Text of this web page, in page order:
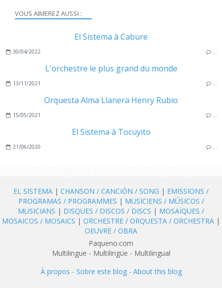
VOUS AIMEREZ AUSSI :
El Sistema à Cabure
30/04/2022 …
L'orchestre le plus grand du monde
13/11/2021 …
Orquesta Alma Llanera Henry Rubio
15/05/2021 …
El Sistema à Tocuyito
21/06/2020 …
EL SISTEMA | CHANSON / CANCIÓN / SONG | EMISSIONS /
PROGRAMAS / PROGRAMMES | MUSICIENS / MÚSICOS /
MUSICIANS | DISQUES / DISCOS / DISCS | MOSAÏQUES /
MOSAICOS / MOSAICS | ORCHESTRE / ORQUESTA / ORCHESTRA |
OEUVRE / OBRA
Paqueno.com
Multilingue - Multilingüe - Multilingual
À propos - Sobre este blog - About this blog